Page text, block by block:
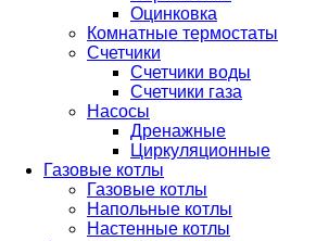
Оцинковка
Комнатные термостаты
Счетчики
Счетчики воды
Счетчики газа
Насосы
Дренажные
Циркуляционные
Газовые котлы
Газовые котлы
Напольные котлы
Настенные котлы